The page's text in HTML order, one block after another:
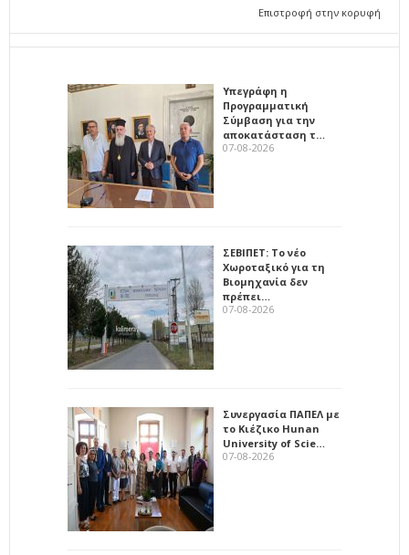
Επιστροφή στην κορυφή
Υπεγράφη η
Προγραμματική
Σύμβαση για την
αποκατάσταση τ…
07-08-2026
ΣΕΒΙΠΕΤ: Το νέο
Χωροταξικό για τη
Βιομηχανία δεν
πρέπει…
07-08-2026
Συνεργασία ΠΑΠΕΛ με
το Κιέζικο Hunan
University of Scie…
07-08-2026